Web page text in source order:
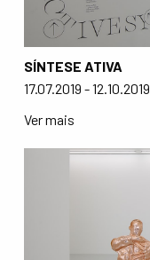
SÍNTESE ATIVA
17.07.2019 - 12.10.2019
Ver mais